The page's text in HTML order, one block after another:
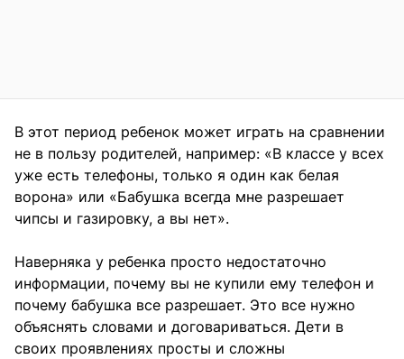
В этот период ребенок может играть на сравнении
не в пользу родителей, например: «В классе у всех
уже есть телефоны, только я один как белая
ворона» или «Бабушка всегда мне разрешает
чипсы и газировку, а вы нет».
Наверняка у ребенка просто недостаточно
информации, почему вы не купили ему телефон и
почему бабушка все разрешает. Это все нужно
объяснять словами и договариваться. Дети в
своих проявлениях просты и сложны